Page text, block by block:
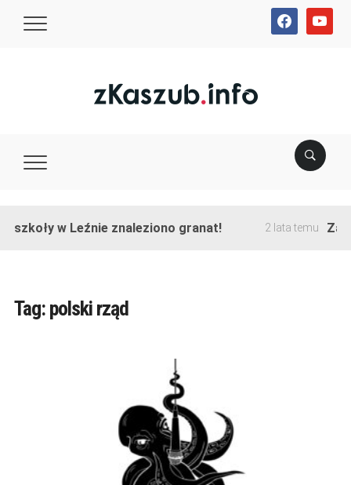
facebookyoutube
szkoły w Leźnie znaleziono granat! 2 lata temu
Tag: polski rząd